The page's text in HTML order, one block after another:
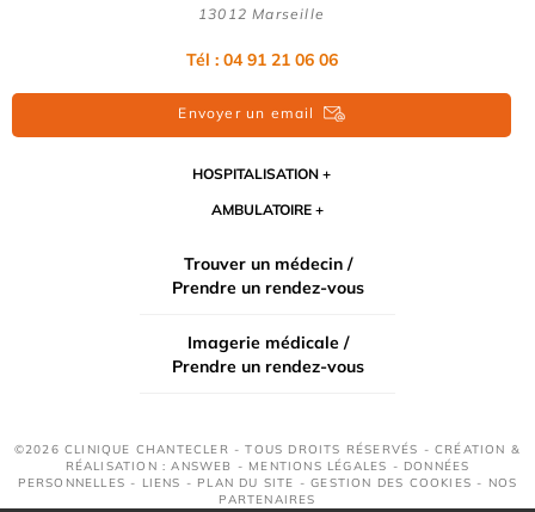
13012 Marseille
Tél : 04 91 21 06 06
Envoyer un email
HOSPITALISATION
AMBULATOIRE
Trouver un médecin /
Prendre un rendez-vous
Imagerie médicale /
Prendre un rendez-vous
©2026 CLINIQUE CHANTECLER - TOUS DROITS RÉSERVÉS - CRÉATION &
RÉALISATION : ANSWEB - MENTIONS LÉGALES - DONNÉES
PERSONNELLES - LIENS - PLAN DU SITE -GESTION DES COOKIES - NOS
PARTENAIRES